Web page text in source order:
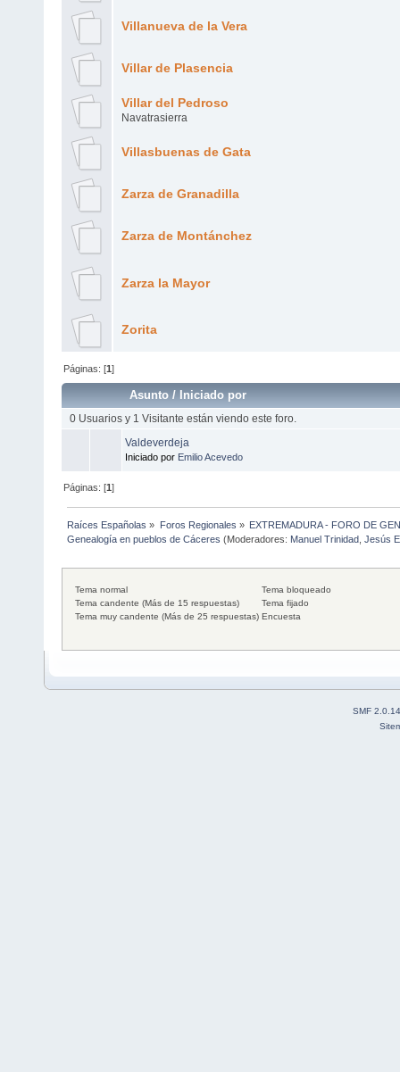
Villanueva de la Vera
Villar de Plasencia
Villar del Pedroso
Navatrasierra
Villasbuenas de Gata
Zarza de Granadilla
Zarza de Montánchez
Zarza la Mayor
Zorita
Páginas: [1]
Asunto / Iniciado por
0 Usuarios y 1 Visitante están viendo este foro.
Valdeverdeja
Iniciado por Emilio Acevedo
Páginas: [1]
Raíces Españolas » Foros Regionales » EXTREMADURA - FORO DE
Genealogía en pueblos de Cáceres (Moderadores: Manuel Trinidad ,Jesús
Tema normal
Tema candente (Más de 15 respuestas)
Tema muy candente (Más de 25 respuestas)
Tema bloqueado
Tema fijado
Encuesta
SMF 2.0.14